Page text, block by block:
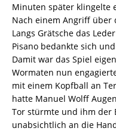
Minuten später klingelte
Nach einem Angriff über
Langs Grätsche das
Pisano bedankte sich
Damit war das Spiel
Wormaten nun
mit einem Kopfball an
hatte Manuel Wolff
Tor stürmte und ihm der
unabsichtlich an die